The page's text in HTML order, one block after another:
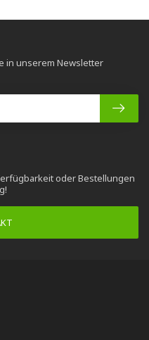
oder Bestellungen
in unserem Newsletter